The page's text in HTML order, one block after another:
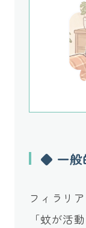
◆ 一般
フィラリ
「蚊が活